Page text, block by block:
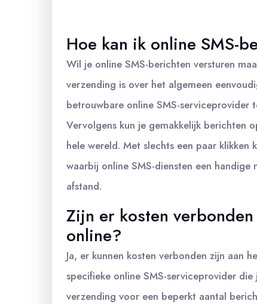
Hoe kan ik online SMS-
Wil je online SMS-berichten versturen
verzending is over het algemeen
betrouwbare online SMS-serviceprovider
Vervolgens kun je gemakkelijk berichten
hele wereld. Met slechts een paar
waarbij online SMS-diensten een
afstand.
Zijn er kosten
online?
Ja, er kunnen kosten verbonden zijn aan
specifieke online SMS-serviceprovider
verzending voor een beperkt aantal